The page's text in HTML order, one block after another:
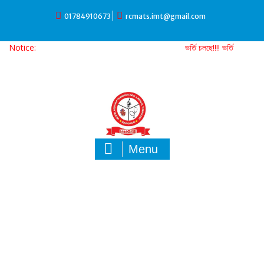
01784910673 rcmats.imt@gmail.com
Notice: ভর্তি চলছে!!!! ভর্তি চলছে!!! ভর্তি চলছে!!
Menu